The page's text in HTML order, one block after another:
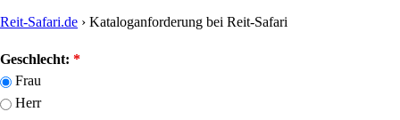
are
here
Reit-Safari.de › Kataloganforderung bei Reit-Safari
Geschlecht: *
Frau
Herr